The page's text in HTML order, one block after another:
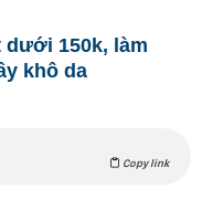
dưới 150k, làm
khô da
Copy link